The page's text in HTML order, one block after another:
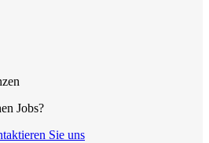
Jobs?
Sie uns